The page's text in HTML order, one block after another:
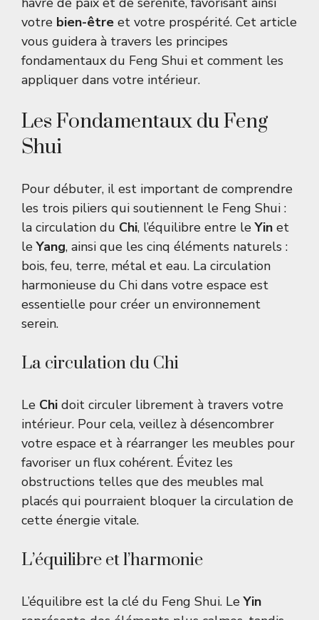
votre bien-être et votre prospérité. Cet article
vous guidera à travers les principes
fondamentaux du Feng Shui et comment les
appliquer dans votre intérieur.
Les Fondamentaux du Feng
Shui
Pour débuter, il est important de comprendre
les trois piliers qui soutiennent le Feng Shui :
la circulation du Chi, l’équilibre entre leYin et
leYang, ainsi que les cinq éléments naturels :
bois, feu, terre, métal et eau. La circulation
harmonieuse du Chi dans votre espace est
essentielle pour créer un environnement
serein.
La circulation du Chi
Le Chi doit circuler librement à travers votre
intérieur. Pour cela, veillez à désencombrer
votre espace et à réarranger les meubles pour
favoriser un flux cohérent. Évitez les
obstructions telles que des meubles mal
placés qui pourraient bloquer la circulation de
cette énergie vitale.
L’équilibre et l’harmonie
L’équilibre est la clé du Feng Shui. LeYin